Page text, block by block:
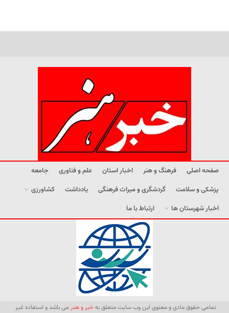
صفحه اصلی فرهنگ و هنر اخبار استان علم و فناوری
جامعه
پزشکی و سلامت
گردشگری و میراث فرهنگی یادداشت
کشاورزی
اخبار شهرستان ها
ارتباط با ما
تمامی حقوق مادی و معنوی این وب سایت متعلق بهخبر و هنر می باشد و استفاده غیر